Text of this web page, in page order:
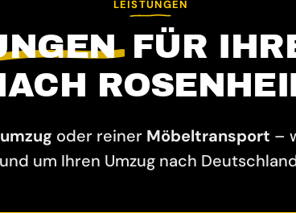
LEISTUNGEN
FÜR
oder reiner Möbeltransport –
um Ihren Umzug nach